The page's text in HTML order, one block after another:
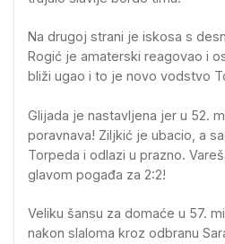
Na drugoj strani je iskosa s
Rogić je amaterski reagovao i
bliži ugao i to je novo vodstvo
Glijada je nastavljena jer u 52.
poravnava! Ziljkić je ubacio, a
Torpeda i odlazi u prazno.
glavom pogađa za 2:2!
Veliku šansu za domaće u 57.
nakon slaloma kroz odbranu